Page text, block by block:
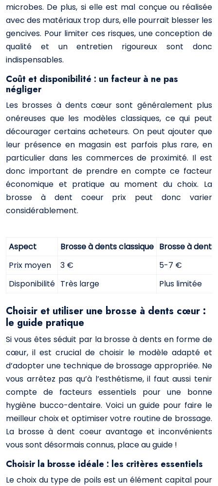
microbes. De plus, si elle est mal conçue ou réalisée
avec des matériaux trop durs, elle pourrait blesser les
gencives. Pour limiter ces risques, une conception de
qualité et un entretien rigoureux sont donc
indispensables.
Coût et disponibilité : un facteur à ne pas
négliger
Les brosses à dents cœur sont généralement plus
onéreuses que les modèles classiques, ce qui peut
décourager certains acheteurs. On peut ajouter que
leur présence en magasin est parfois plus rare, en
particulier dans les commerces de proximité. Il est
donc important de prendre en compte ce facteur
économique et pratique au moment du choix. La
brosse à dent coeur prix peut donc varier
considérablement.
Aspect Brosse à dents classique Brosse à
Prix moyen
3 €
5-7 €
Disponibilité Très large Plus limitée
Choisir et utiliser une brosse à dents cœur :
le guide pratique
Si vous êtes séduit par la brosse à dents en forme de
cœur, il est crucial de choisir le modèle adapté et
d’adopter une technique de brossage appropriée. Ne
vous arrêtez pas qu’à l’esthétisme, il faut aussi tenir
compte de facteurs essentiels pour une bonne
hygiène bucco-dentaire. Voici un guide pour faire le
meilleur choix et optimiser votre routine de brossage.
La brosse à dent coeur avantage et inconvénients
vous sont désormais connus, place au guide !
Choisir la brosse idéale : les critères essentiels
Le choix du type de poils est un élément capital pour